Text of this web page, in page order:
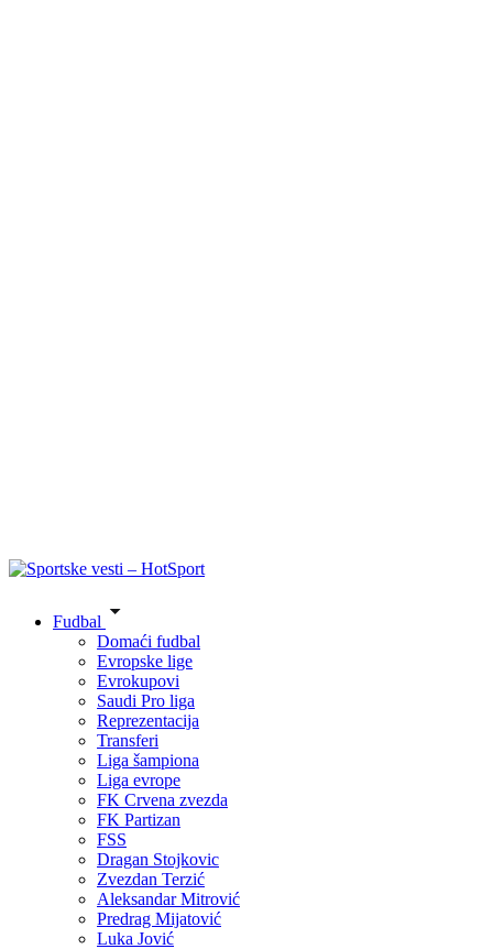
Fudbal
Domaći fudbal
Evropske lige
Evrokupovi
Saudi Pro liga
Reprezentacija
Transferi
Liga šampiona
Liga evrope
FK Crvena zvezda
FK Partizan
FSS
Dragan Stojkovic
Zvezdan Terzić
Aleksandar Mitrović
Predrag Mijatović
Luka Jović